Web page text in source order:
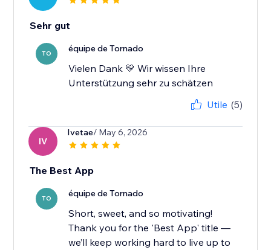
Sehr gut
TO équipe de Tornado
Vielen Dank 💛 Wir wissen Ihre
Unterstützung sehr zu schätzen
Utile (5)
IV
Ivetae/ May 6, 2026
The Best App
TO équipe de Tornado
Short, sweet, and so motivating!
Thank you for the 'Best App' title —
we’ll keep working hard to live up to